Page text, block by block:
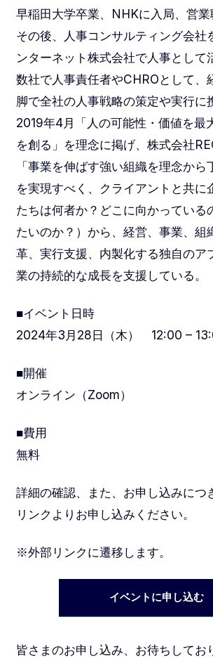
早稲田大学卒業、NHKに入局、営業
その後、人事コンサルティング会社
ンターネット株式会社で人事として
数社で人事責任者やCHROとして、
脚で全社の人事戦略の策定や実行に
2019年4月「人の可能性・価値を最
を創る」を理念に掲げ、株式会社
「事業を伸ばす強い組織を理念から
を実現すべく、クライアントと共に
たちは何者か？どこに向かっている
たいのか？）から、経営、事業、組
革、実行支援、内製化する独自のア
業の持続的な成長を支援している。
■イベント日時
2024年3月28日（木） 12:00 –
■開催
オンライン（Zoom）
■費用
無料
詳細の確認、また、お申し込みにつ
リンクよりお申し込みください。
※外部リンクに遷移します。
イベントに申し込む
皆さまのお申し込み、お待ちしてお